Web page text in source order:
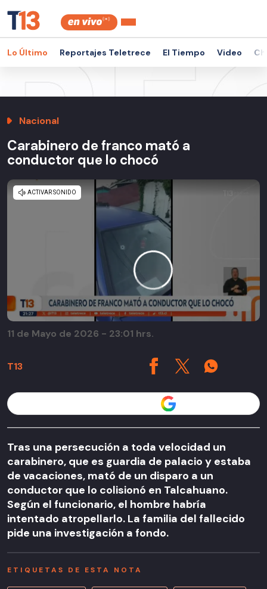
Lo Último Reportajes Teletrece El Tiempo Video
Nacional
Carabinero de franco mató a
conductor que lo chocó
T13
11 de Mayo de 2026 - 23:01 hrs.
Tras una persecución a toda velocidad un
carabinero, que es guardia de palacio y estaba
de vacaciones, mató de un disparo a un
conductor que lo colisionó en Talcahuano.
Según el funcionario, el hombre habría
intentado atropellarlo. La familia del fallecido
pide una investigación a fondo.
ETIQUETAS DE ESTA NOTA